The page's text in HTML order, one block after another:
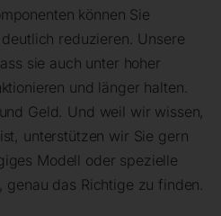
können Sie
reduzieren. Unsere
sie auch unter hoher
und länger halten.
Geld. Und weil wir wissen,
unterstützen wir Sie gern
Modell oder spezielle
das Richtige zu finden.